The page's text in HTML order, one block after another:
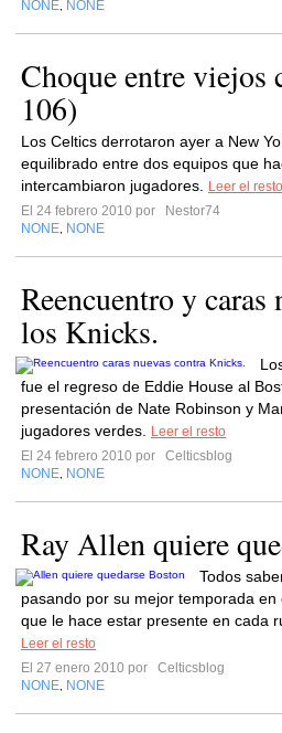
NONE NONE
Choque entre viejos
106)
Los Celtics derrotaron ayer a New
equilibrado entre dos equipos que
intercambiaron jugadores.
Leer el resto
El 24 febrero 2010 por
Nestor74
NONE NONE
Reencuentro y caras
los Knicks.
fue el regreso de Eddie House al
presentación de Nate Robinson y
jugadores verdes.
Leer el resto
El 24 febrero 2010 por
Celticsblog
NONE NONE
Ray Allen quiere
Todos
pasando por su mejor temporada
que le hace estar presente en cada
Leer el resto
El 27 enero 2010 por
Celticsblog
NONE NONE